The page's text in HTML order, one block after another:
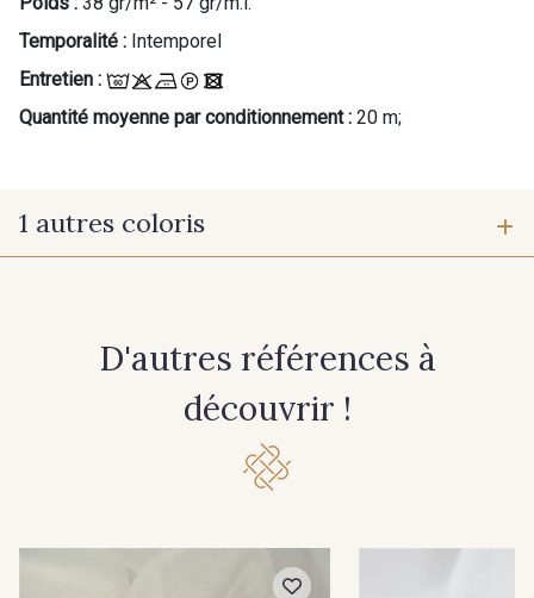
Temporalité : Intemporel
Entretien :
Quantité moyenne par conditionnement : 20 m;
1 autres coloris
D'autres références à
découvrir !
Cadeau : 10% offerts sur votre
commande !
Pour vous, couture rime avec détente ?
nouveautés, d’inspirations et de promotions.